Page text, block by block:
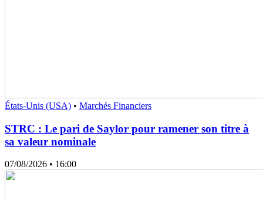
États-Unis (USA) • Marchés Financiers
STRC : Le pari de Saylor pour ramener son titre à
sa valeur nominale
07/08/2026 • 16:00